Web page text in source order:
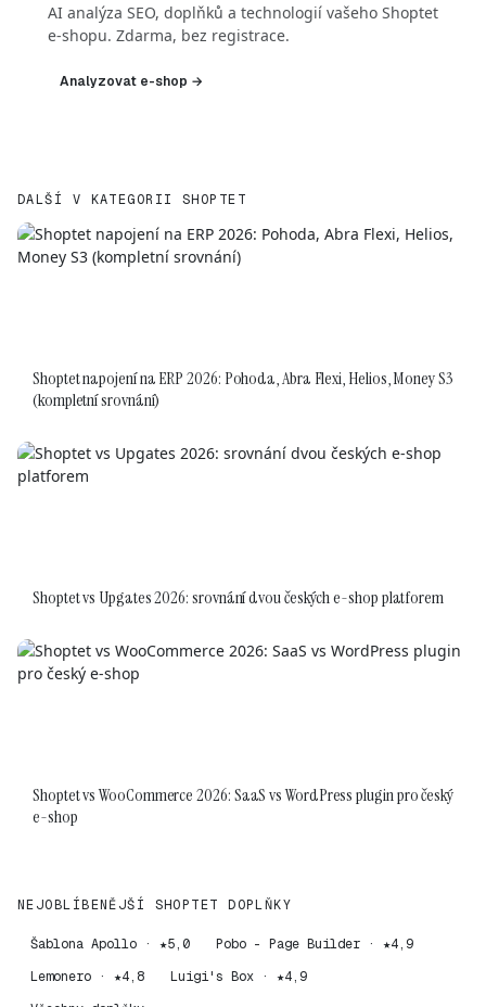
AI analýza SEO, doplňků a technologií vašeho Shoptet
e-shopu. Zdarma, bez registrace.
Analyzovat e-shop →
DALŠÍ V KATEGORII SHOPTET
Shoptet napojení na ERP 2026: Pohoda, Abra Flexi, Helios, Money S3
(kompletní srovnání)
Shoptet vs Upgates 2026: srovnání dvou českých e-shop platforem
Shoptet vs WooCommerce 2026: SaaS vs WordPress plugin pro český
e-shop
NEJOBLÍBENĚJŠÍ SHOPTET DOPLŇKY
Šablona Apollo · ★5,0
Pobo - Page Builder · ★4,9
Lemonero · ★4,8
Luigi's Box · ★4,9